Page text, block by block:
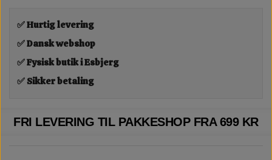
✅ Hurtig levering
✅ Dansk webshop
✅ Fysisk butik i Esbjerg
✅ Sikker betaling
FRI LEVERING TIL PAKKESHOP FRA 699 KR